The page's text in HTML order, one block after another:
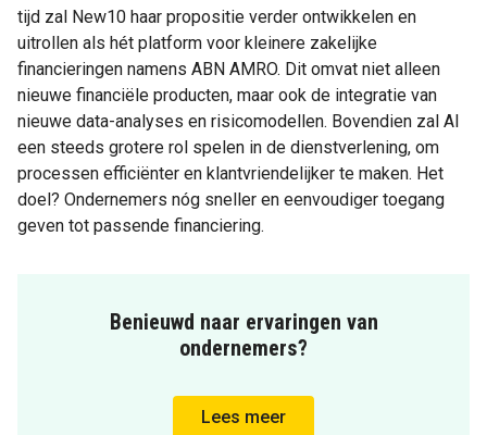
tijd zal New10 haar propositie verder ontwikkelen en
uitrollen als hét platform voor kleinere zakelijke
financieringen namens ABN AMRO. Dit omvat niet alleen
nieuwe financiële producten, maar ook de integratie van
nieuwe data-analyses en risicomodellen. Bovendien zal AI
een steeds grotere rol spelen in de dienstverlening, om
processen efficiënter en klantvriendelijker te maken. Het
doel? Ondernemers nóg sneller en eenvoudiger toegang
geven tot passende financiering.
Benieuwd naar ervaringen van
ondernemers?
Lees meer